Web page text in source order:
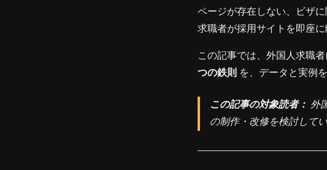
ページが存在しない、ビザ
求職者が採用サイトを即座
この記事では、外国人求職
つの鉄則 を、データと実例
この記事の対象読者： 外
の制作・改修を検討して